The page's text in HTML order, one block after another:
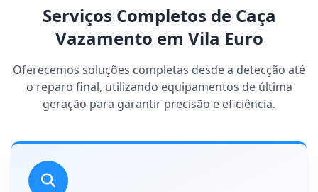
Serviços Completos de Caça
Vazamento em Vila Euro
Oferecemos soluções completas desde a detecção até
o reparo final, utilizando equipamentos de última
geração para garantir precisão e eficiência.